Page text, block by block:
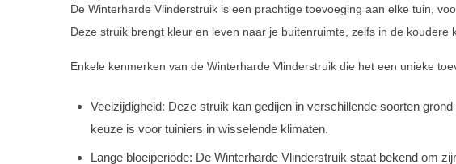
De Winterharde Vlinderstruik is een prachtige toevoeging aan elke tuin,
Deze struik brengt kleur en leven naar je buitenruimte, zelfs in de koudere
Enkele kenmerken van de Winterharde Vlinderstruik die het een unieke
Veelzijdigheid: Deze struik kan gedijen in verschillende soorten
keuze is voor tuiniers in wisselende klimaten.
Lange bloeiperiode: De Winterharde Vlinderstruik staat bekend om